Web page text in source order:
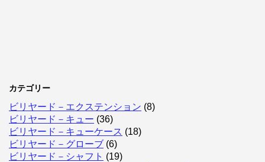
カテゴリー
ビリヤード－エクステンション (8)
ビリヤード－キュー (36)
ビリヤード－キューケース (18)
ビリヤード－グローブ (6)
ビリヤード－シャフト (19)